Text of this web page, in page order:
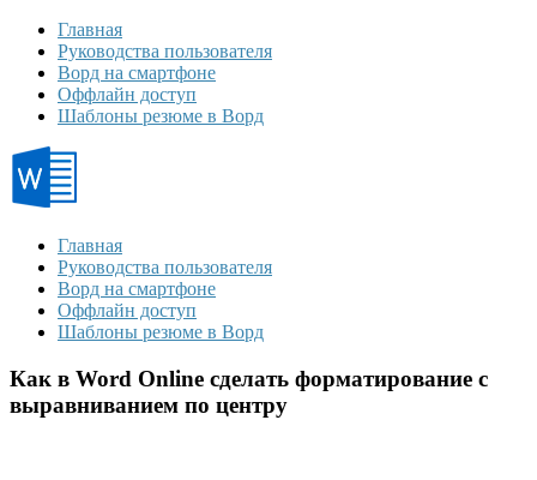
Главная
Руководства пользователя
Ворд на смартфоне
Оффлайн доступ
Шаблоны резюме в Ворд
Главная
Руководства пользователя
Ворд на смартфоне
Оффлайн доступ
Шаблоны резюме в Ворд
Как в Word Online сделать форматирование с
выравниванием по центру